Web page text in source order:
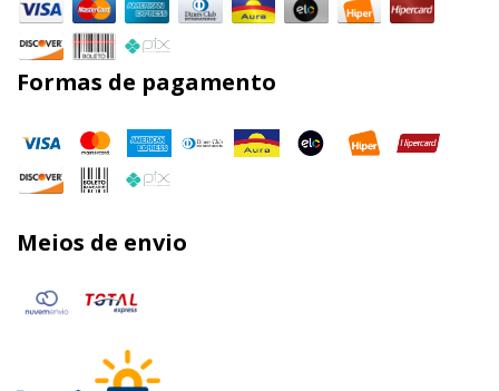
Formas de pagamento
Meios de envio